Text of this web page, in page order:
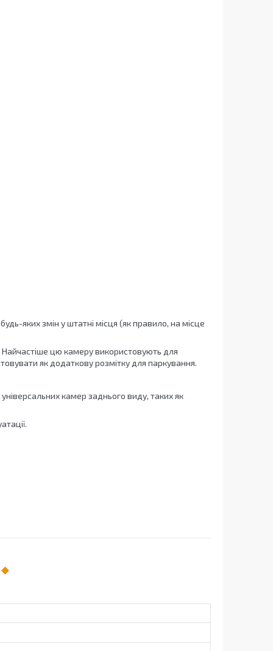
яких змін у штатні місця (як правило, на місце
цю камеру використовують для
як додаткову розмітку для паркування.
камер заднього виду, таких як